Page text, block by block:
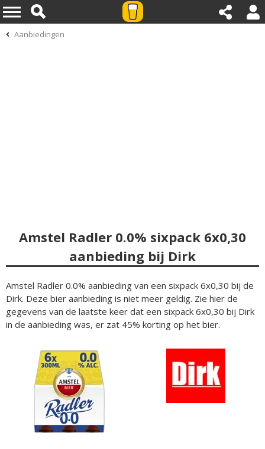
Aanbiedingen
Amstel Radler 0.0% sixpack 6x0,30
aanbieding bij Dirk
Amstel Radler 0.0% aanbieding van een sixpack 6x0,30 bij de
Dirk. Deze bier aanbieding is niet meer geldig. Zie hier de
gegevens van de laatste keer dat een sixpack 6x0,30 bij Dirk
in de aanbieding was, er zat 45% korting op het bier.